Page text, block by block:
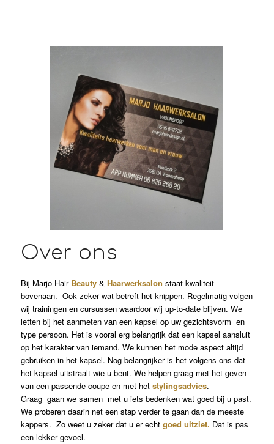
Over ons
Bij Marjo Hair Beauty& Haarwerksalon staat kwaliteit
bovenaan. Ook zeker wat betreft het knippen. Regelmatig volgen
wij trainingen en cursussen waardoor wij up-to-date blijven. We
letten bij het aanmeten van een kapsel op uw gezichtsvorm en
type persoon. Het is vooral erg belangrijk dat een kapsel aansluit
op het karakter van iemand. We kunnen het mode aspect altijd
gebruiken in het kapsel. Nog belangrijker is het volgens ons dat
het kapsel uitstraalt wie u bent. We helpen graag met het geven
van een passende coupe en met het stylingsadvies.
Graag gaan we samen met u iets bedenken wat goed bij u past.
We proberen daarin net een stap verder te gaan dan de meeste
kappers. Zo weet u zeker dat u er echt goed uitziet. Dat is pas
een lekker gevoel.